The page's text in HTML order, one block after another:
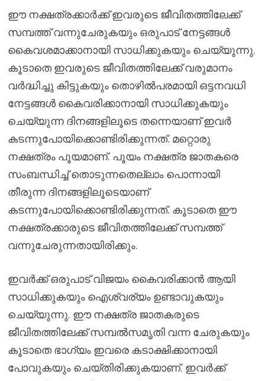
ഈ നക്ഷത്രക്കാർക്ക് ഇവരുടെ ജീവിതത്തിലേക്ക്
സമ്പത്ത് വന്നുചേരുകയും ഒരുപാട് നേട്ടങ്ങൾ
കൈവശമാക്കാനായി സാധിക്കുകയും ചെയ്യുന്നു.
കൂടാതെ ഇവരുടെ ജീവിതത്തിലേക്ക് വരുമാനം
വർദ്ധിച്ചു കിട്ടുകയും തൊഴിൽപരമായി ഒട്ടനവധി
നേട്ടങ്ങൾ കൈവരിക്കാനായി സാധിക്കുകയും
ചെയ്യുന്ന ദിനങ്ങളിലൂടെ തന്നെയാണ് ഇവർ
കടന്നുപോയിക്കൊണ്ടിരിക്കുന്നത്. മറ്റൊരു
നക്ഷത്രം പൂയമാണ്. പൂയം നക്ഷത്ര ജാതകരെ
സംബന്ധിച്ച് തൊടുന്നതെല്ലാം പൊന്നായി
തീരുന്ന ദിനങ്ങളിലൂടെയാണ്
കടന്നുപോയിക്കൊണ്ടിരിക്കുന്നത്. കൂടാതെ ഈ
നക്ഷത്രക്കാരുടെ ജീവിതത്തിലേക്ക് സമ്പത്ത്
വന്നുചേരുന്നതായിരിക്കും.
ഇവർക്ക് ഒരുപാട് വിജയം കൈവരിക്കാൻ ആയി
സാധിക്കുകയും ഐശ്വര്യം ഉണ്ടാവുകയും
ചെയ്യുന്നു. ഈ നക്ഷത്ര ജാതകരുടെ
ജീവിതത്തിലേക്ക് സമ്പൽസമൃതി വന്ന ചേരുകയും
കൂടാതെ ഭാഗ്യം ഇവരെ കടാക്ഷിക്കാനായി
പോവുകയും ചെയ്തിരിക്കുകയാണ്. ഇവർക്ക്